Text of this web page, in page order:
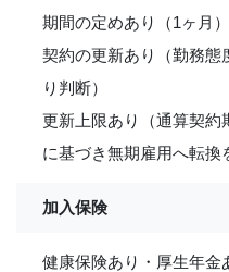
期間の定めあり（1ヶ月）
契約の更新あり（勤務態
り判断）
更新上限あり（通算契約
に基づき無期雇用へ転換
加入保険
健康保険あり・厚生年金